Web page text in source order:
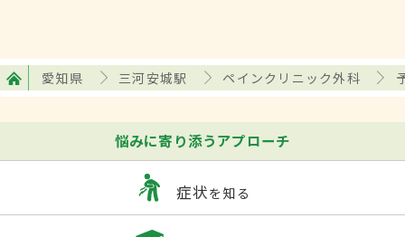
愛知県 三河安城駅 ペインクリニック外科
悩みに寄り添うアプローチ
症状を知る